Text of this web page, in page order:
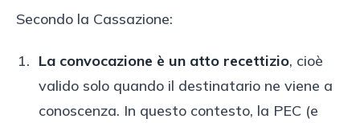
Secondo la Cassazione:
La convocazione è un atto recettizio, cioè
valido solo quando il destinatario ne viene a
conoscenza. In questo contesto, la PEC (e